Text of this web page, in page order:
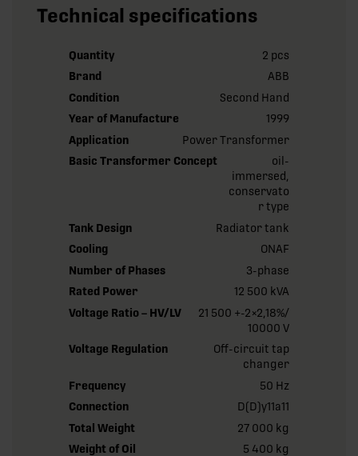
Technical specifications
Quantity
2 pcs
Brand
ABB
Condition
Second Hand
Year of Manufacture
1999
Application
Power Transformer
Basic Transformer Concept
oil-
immersed,
conservato
r type
Tank Design
Radiator tank
Cooling
ONAF
Number of Phases
3-phase
Rated Power
12 500 kVA
Voltage Ratio – HV/LV
21 500 +-2×2,18%/
10000 V
Voltage Regulation
Off-circuit tap
changer
Frequency
50 Hz
Connection
D(D)y11a11
Total Weight
27 000 kg
Weight of Oil
5 400 kg